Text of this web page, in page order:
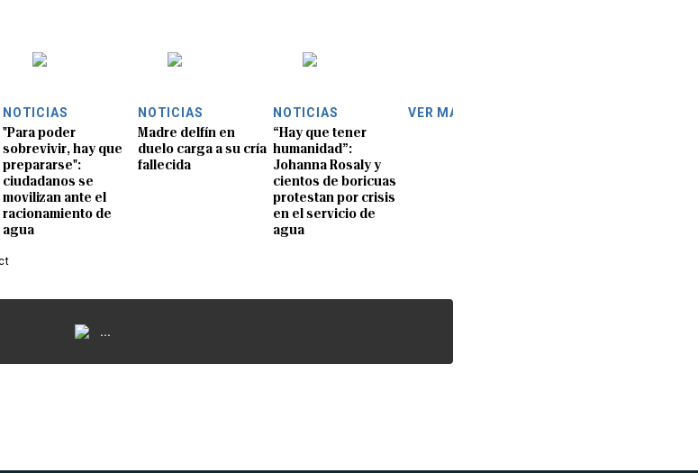
NOTICIAS
"Para poder
sobrevivir, hay que
prepararse":
ciudadanos se
movilizan ante el
racionamiento de
agua
NOTICIAS
Madre delfín en
duelo carga a su cría
fallecida
NOTICIAS
“Hay que tener
humanidad”:
Johanna Rosaly y
cientos de boricuas
protestan por crisis
en el servicio de
agua
VER MÁS
...